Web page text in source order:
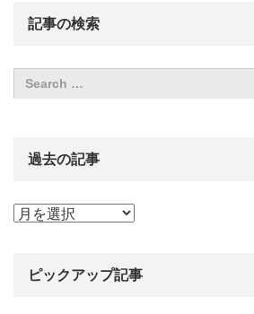
記事の検索
過去の記事
過
ピックアップ記事